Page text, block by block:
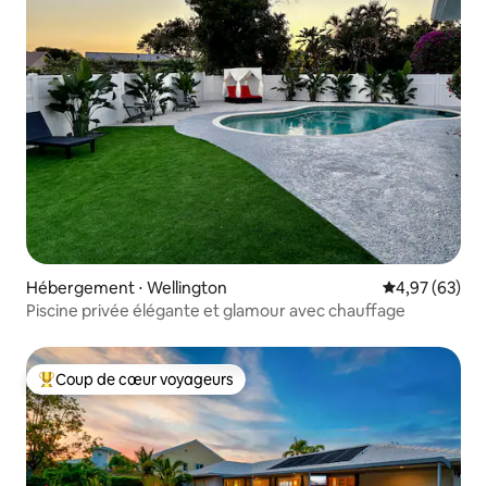
Hébergement ⋅ Wellington Évaluation
4,97 (63)
Piscine privée élégante et glamour avec chauffage
Coups de cœur voyageurs les plus appréciés
Coup de cœur voyageurs